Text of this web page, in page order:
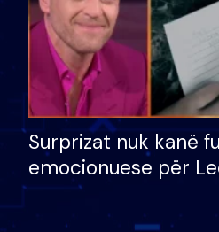
Surprizat nuk kanë
emocionuese për
nëna dhe fëmijët e
nuk i mban dot